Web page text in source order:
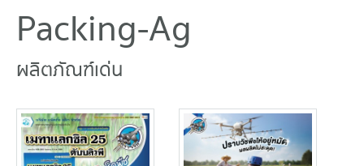
Packing-Ag
ผลิตภัณฑ์เด่น